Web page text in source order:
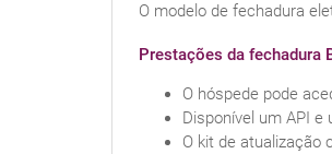
O modelo de fechadura
Prestações da fechadura
O hóspede pode
Disponível um API e
O kit de atualização